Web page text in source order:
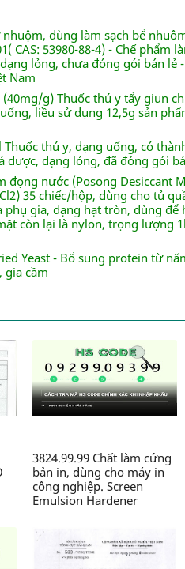
nhuộm, dùng làm sạch bể
CAS: 53980-88-4) - Chế phẩm
lỏng, chưa đóng gói bán lẻ
Nam
(40mg/g) Thuốc thú y tẩy giun
liều sử dụng 12,5g sản
Thuốc thú y, dạng uống, có
dược, dạng lỏng, đã đóng gói
đọng nước (Posong Desiccant
35 chiếc/hộp, dùng cho tủ
phụ gia, dạng hạt tròn, dùng
còn lại là nylon, trọng lượng
Yeast - Bổ sung protein từ
gia cầm
3824.99.99 Chất làm cứng
bản in, dùng cho máy in
công nghiệp. Screen
Emulsion Hardener
Chế phẩm hóa học thành
phần có chứa Glyoxal, axit
HCl..., dạng lỏng, dùng